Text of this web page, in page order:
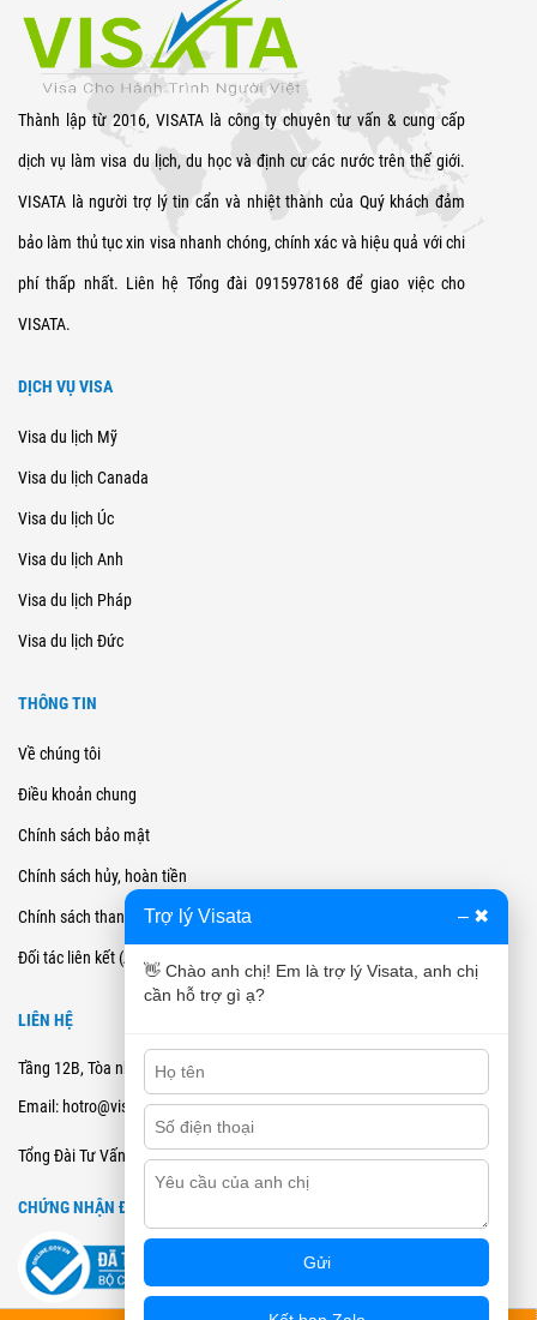
Thành lập từ 2016, VISATA là công ty chuyên tư vấn & cung cấp
dịch vụ làm visa du lịch, du học và định cư các nước trên thế giới.
VISATA là người trợ lý tin cẩn và nhiệt thành của Quý khách đảm
bảo làm thủ tục xin visa nhanh chóng, chính xác và hiệu quả với chi
phí thấp nhất. Liên hệ Tổng đài 0915978168 để giao việc cho
VISATA.
DỊCH VỤ VISA
Visa du lịch Mỹ
Visa du lịch Canada
Visa du lịch Úc
Visa du lịch Anh
Visa du lịch Pháp
Visa du lịch Đức
THÔNG TIN
Về chúng tôi
Điều khoản chung
Chính sách bảo mật
Chính sách hủy, hoàn tiền
Chính sách thanh toán
Đối tác liên kết (Affiliate)
LIÊN HỆ
Tầng 12B, Tòa nhà Cienco4 - 180 Nguyễn Thị Minh Khai, Quận 3, TPHCM
Email: hotro@visata.vn
Tổng Đài Tư Vấn: 0915978168
CHỨNG NHẬN ĐĂNG KÝ BCT
Trợ lý Visata – ✖
👋 Chào anh chị! Em là trợ lý Visata, anh chị
cần hỗ trợ gì ạ?
Gửi